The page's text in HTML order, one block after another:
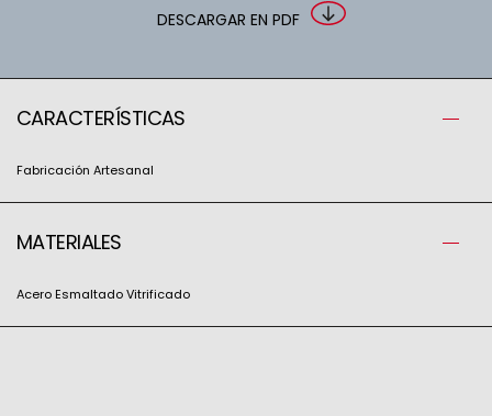
Pote Vintage Bordeaux
DESCARGAR EN PDF
CARACTERÍSTICAS
Fabricación Artesanal
MATERIALES
Acero Esmaltado Vitrificado